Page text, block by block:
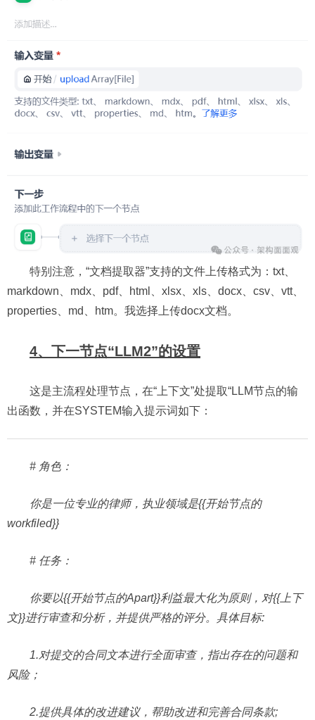
特别注意，“文档提取器”支持的文件上传格式为：txt、
markdown、mdx、pdf、html、xlsx、xls、docx、csv、vtt、
properties、md、htm。我选择上传docx文档。
4、下一节点“LLM2”的设置
这是主流程处理节点，在“上下文”处提取“LLM节点的输
出函数，并在SYSTEM输入提示词如下：
# 角色：
你是一位专业的律师，执业领域是{{开始节点的
workfiled}}
# 任务：
你要以{{开始节点的Apart}}利益最大化为原则，对{{上下
文}}进行审查和分析，并提供严格的评分。具体目标:
1.对提交的合同文本进行全面审查，指出存在的问题和
风险；
2.提供具体的改进建议，帮助改进和完善合同条款;